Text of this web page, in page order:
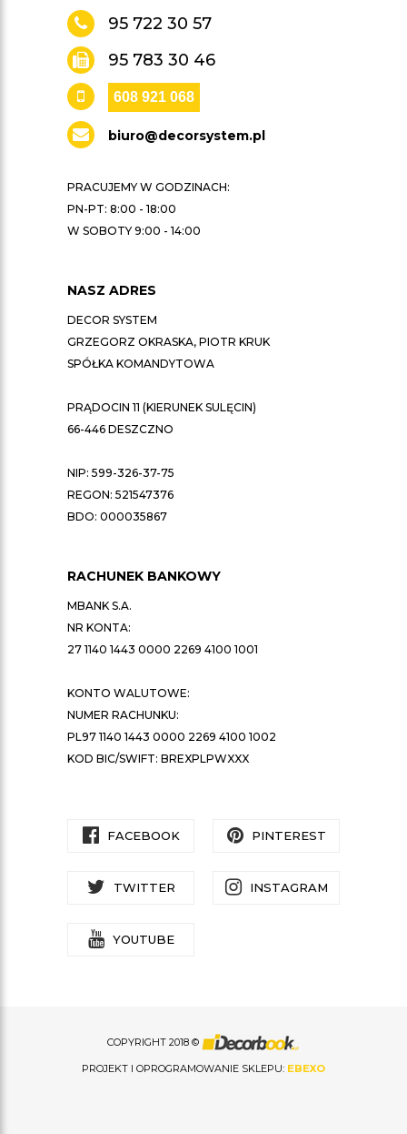
95 722 30 57
95 783 30 46
608 921 068
biuro@decorsystem.pl
PRACUJEMY W GODZINACH:
PN-PT: 8:00 - 18:00
W SOBOTY 9:00 - 14:00
NASZ ADRES
DECOR SYSTEM
GRZEGORZ OKRASKA, PIOTR KRUK
SPÓŁKA KOMANDYTOWA
PRĄDOCIN 11 (KIERUNEK SULĘCIN)
66-446 DESZCZNO
NIP: 599-326-37-75
REGON: 521547376
BDO: 000035867
RACHUNEK BANKOWY
MBANK S.A.
NR KONTA:
27 1140 1443 0000 2269 4100 1001
KONTO WALUTOWE:
NUMER RACHUNKU:
PL97 1140 1443 0000 2269 4100 1002
KOD BIC/SWIFT: BREXPLPWXXX
FACEBOOK PINTEREST
TWITTER INSTAGRAM
YOUTUBE
COPYRIGHT 2018 ©
PROJEKT I OPROGRAMOWANIE SKLEPU: EBEXO